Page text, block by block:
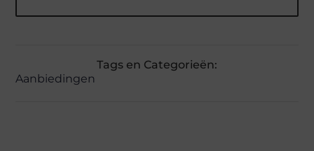
Tags en Categorieën:
Aanbiedingen